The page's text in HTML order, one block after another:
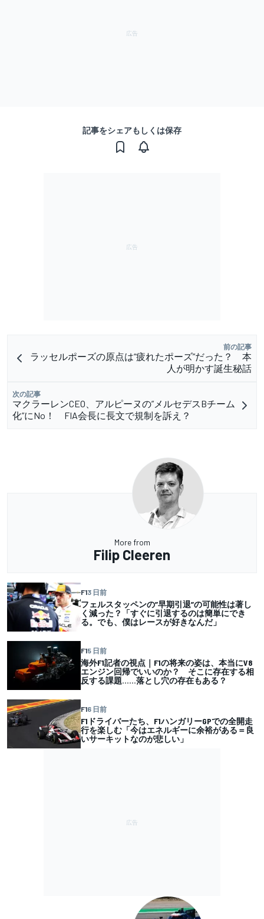
記事をシェアもしくは保存
前の記事
ラッセルポーズの原点は“疲れたポーズ”だった？ 本
人が明かす誕生秘話
次の記事
マクラーレンCEO、アルピーヌの”メルセデスBチーム
化”にNo！ FIA会長に長文で規制を訴え？
More from
Filip Cleeren
F13 日前
フェルスタッペンの”早期引退”の可能性は著し
く減った？「すぐに引退するのは簡単にでき
る。でも、僕はレースが好きなんだ」
F15 日前
海外F1記者の視点｜F1の将来の姿は、本当にV8
エンジン回帰でいいのか？ そこに存在する相
反する課題……落とし穴の存在もある？
F16 日前
F1ドライバーたち、F1ハンガリーGPでの全開走
行を楽しむ「今はエネルギーに余裕がある＝良
いサーキットなのが悲しい」